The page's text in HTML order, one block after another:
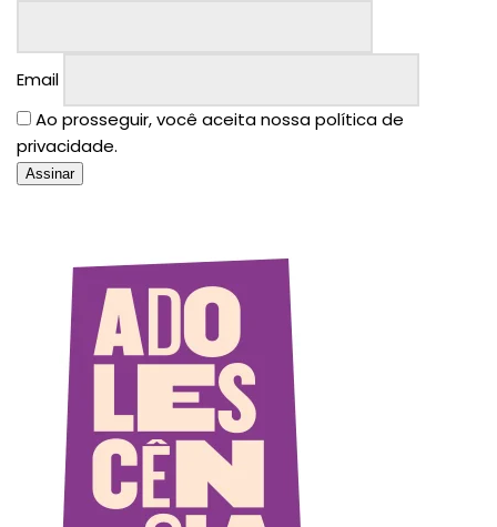
Email
Ao prosseguir, você aceita nossa política de
privacidade.